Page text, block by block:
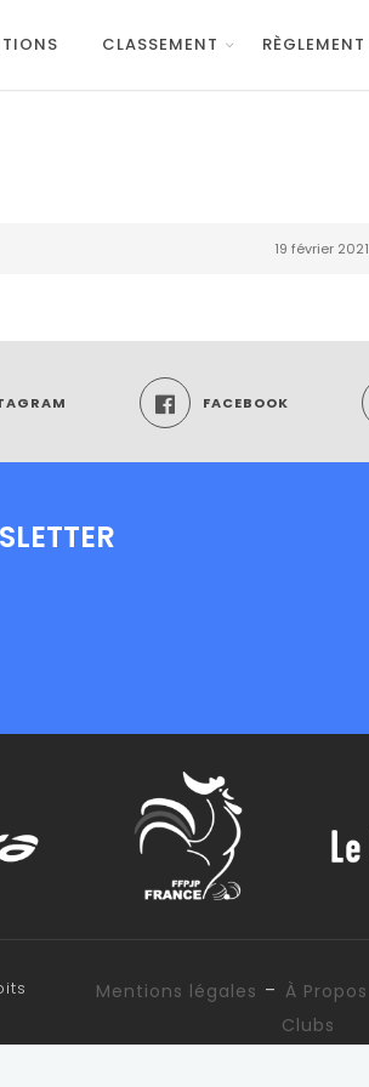
CLASSEMENT RÈGLEMENT
19 février 2021
FACEBOOK
Mentions légales - À Propos
Clubs